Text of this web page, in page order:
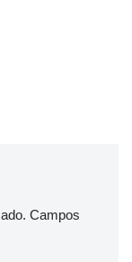
Campos